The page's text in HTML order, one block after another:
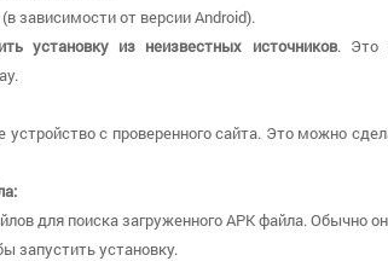
(в зависимости от версии Android).
установку из неизвестных источников. Это
с проверенного сайта. Это можно
для поиска загруженного APK файла. Обычно
запустить установку.